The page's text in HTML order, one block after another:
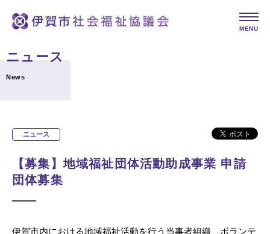
MENU
ニュース
News
ニュース
【募集】地域福祉団体活動助成事業 申請
団体募集
伊賀市内における地域福祉活動を行う当事者組織、ボランテ